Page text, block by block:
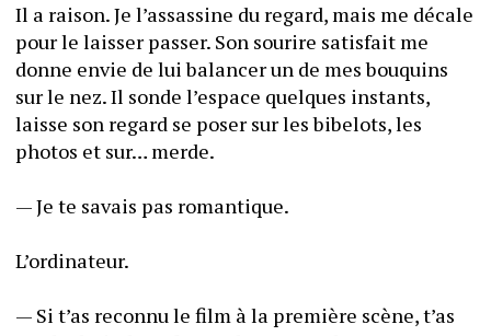
Il a raison. Je l’assassine du regard, mais me décale
pour le laisser passer. Son sourire satisfait me
donne envie de lui balancer un de mes bouquins
sur le nez. Il sonde l’espace quelques instants,
laisse son regard se poser sur les bibelots, les
photos et sur… merde.
— Je te savais pas romantique.
L’ordinateur.
— Si t’as reconnu le film à la première scène, t’as